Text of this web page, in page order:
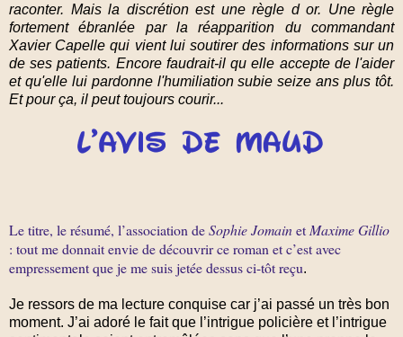
raconter. Mais la discrétion est une règle d or. Une règle
fortement ébranlée par la réapparition du commandant
Xavier Capelle qui vient lui soutirer des informations sur un
de ses patients. Encore faudrait-il qu elle accepte de l'aider
et qu'elle lui pardonne l'humiliation subie seize ans plus tôt.
Et pour ça, il peut toujours courir...
Le titre, le résumé, l’association deSophie Jomainet Maxime Gillio
: tout me donnait envie de découvrir ce roman et c’est avec
empressement que je me suis jetée dessus ci-tôt reçu.
Je ressors de ma lecture conquise car j’ai passé un très bon
moment. J’ai adoré le fait que l’intrigue policière et l’intrigue